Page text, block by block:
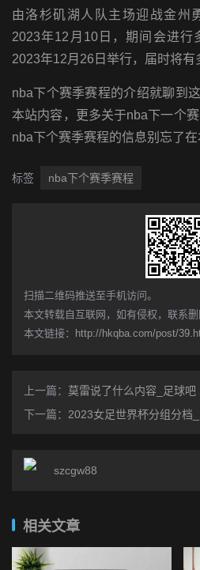
由洛杉矶湖人队主场迎战金州
2023年12月10日，期间会进行
2023年12月26日举行，届时将有
nba下个赛季赛程的介绍就聊到
本站内容，更多关于nba下一个
nba下个赛季赛程的信息别忘了在
标签 nba下个赛季赛程
​扫描二维码推送至手机访问。
本文转载自互联网，如有侵权，联系删
本文链接： http://hkqba.com/post/
上一篇： 莫雷说了什么内容_足球吧
下一篇： 2023女足世界杯分组分档
szcgw88
相关文章